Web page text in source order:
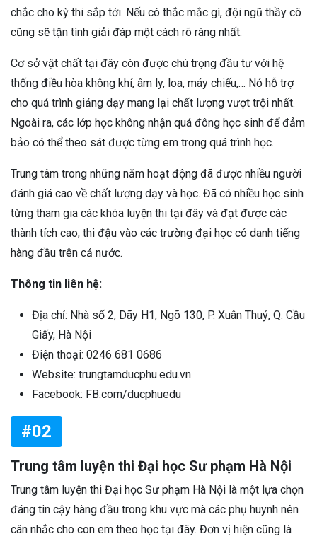
chắc cho kỳ thi sắp tới. Nếu có thắc mắc gì, đội ngũ thầy cô
cũng sẽ tận tình giải đáp một cách rõ ràng nhất.
Cơ sở vật chất tại đây còn được chú trọng đầu tư với hệ
thống điều hòa không khí, âm ly, loa, máy chiếu,… Nó hỗ trợ
cho quá trình giảng dạy mang lại chất lượng vượt trội nhất.
Ngoài ra, các lớp học không nhận quá đông học sinh để đảm
bảo có thể theo sát được từng em trong quá trình học.
Trung tâm trong những năm hoạt động đã được nhiều người
đánh giá cao về chất lượng dạy và học. Đã có nhiều học sinh
từng tham gia các khóa luyện thi tại đây và đạt được các
thành tích cao, thi đậu vào các trường đại học có danh tiếng
hàng đầu trên cả nước.
Thông tin liên hệ:
Địa chỉ: Nhà số 2, Dãy H1, Ngõ 130, P. Xuân Thuỷ, Q. Cầu
Giấy, Hà Nội
Điện thoại: 0246 681 0686
Website: trungtamducphu.edu.vn
Facebook: FB.com/ducphuedu
#02
Trung tâm luyện thi Đại học Sư phạm Hà Nội
Trung tâm luyện thi Đại học Sư phạm Hà Nội là một lựa chọn
đáng tin cậy hàng đầu trong khu vực mà các phụ huynh nên
cân nhắc cho con em theo học tại đây. Đơn vị hiện cũng là